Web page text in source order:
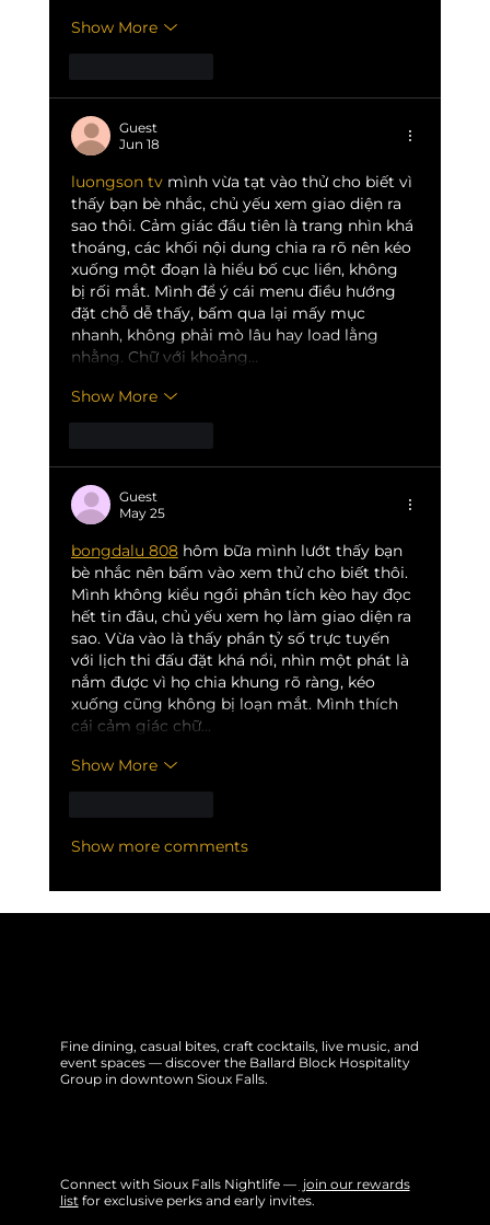
Show More
Guest
Jun 18
luongson tv mình vừa tạt vào thử cho biết vì
thấy bạn bè nhắc, chủ yếu xem giao diện ra
sao thôi. Cảm giác đầu tiên là trang nhìn khá
thoáng, các khối nội dung chia ra rõ nên kéo
xuống một đoạn là hiểu bố cục liền, không
bị rối mắt. Mình để ý cái menu điều hướng
đặt chỗ dễ thấy, bấm qua lại mấy mục
nhanh, không phải mò lâu hay load lằng
nhằng. Chữ với khoảng…
Show More
Guest
May 25
bongdalu 808 hôm bữa mình lướt thấy bạn
bè nhắc nên bấm vào xem thử cho biết thôi.
Mình không kiểu ngồi phân tích kèo hay đọc
hết tin đâu, chủ yếu xem họ làm giao diện ra
sao. Vừa vào là thấy phần tỷ số trực tuyến
với lịch thi đấu đặt khá nổi, nhìn một phát là
nắm được vì họ chia khung rõ ràng, kéo
xuống cũng không bị loạn mắt. Mình thích
cái cảm giác chữ…
Show More
Show more comments
Fine dining, casual bites, craft cocktails, live music, and
event spaces — discover the Ballard Block Hospitality
Group in downtown Sioux Falls.
Connect with Sioux Falls Nightlife — join our rewards
listfor exclusive perks and early invites.